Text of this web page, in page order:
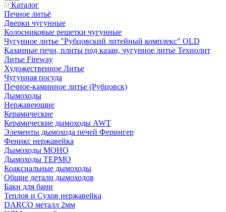
Каталог
Печное литьё
Дверки чугунные
Колосниковые решетки чугунные
Чугунное литье "Рубцовский литейный комплекс" OLD
Казанные печи, плиты под казан, чугунное литье Технолит
Литье Fireway
Художественное Литье
Чугунная посуда
Печное-каминное литье (Рубцовск)
Дымоходы
Нержавеющие
Керамические
Керамические дымоходы AWT
Элементы дымохода печей Ферингер
Феникс нержавейка
Дымоходы МОНО
Дымоходы ТЕРМО
Коаксиальные дымоходы
Общие детали дымоходов
Баки для бани
Теплов и Сухов нержавейка
DARCO металл 2мм